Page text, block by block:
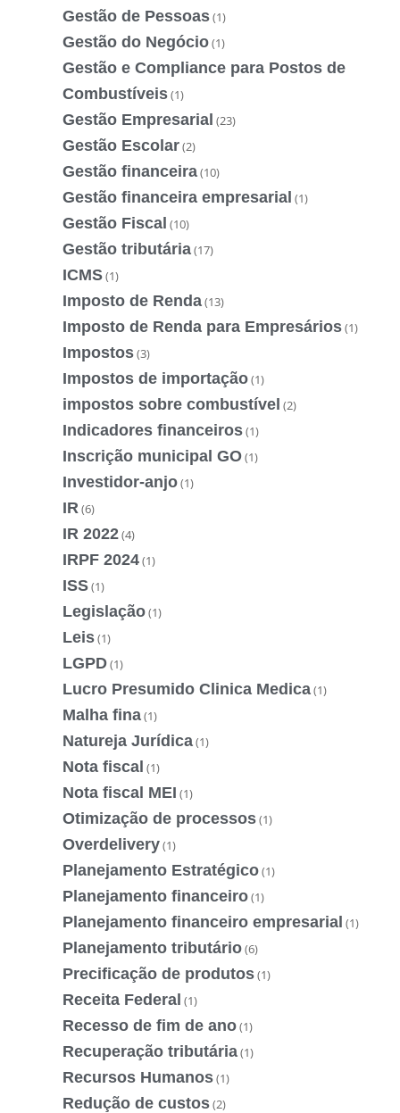
Gestão de Pessoas(1)
Gestão do Negócio(1)
Gestão e Compliance para Postos de
Combustíveis(1)
Gestão Empresarial (23)
Gestão Escolar(2)
Gestão financeira(10)
Gestão financeira empresarial (1)
Gestão Fiscal (10)
Gestão tributária(17)
ICMS(1)
Imposto de Renda(13)
Imposto de Renda para Empresários(1)
Impostos(3)
Impostos de importação(1)
impostos sobre combustível (2)
Indicadores financeiros(1)
Inscrição municipal GO(1)
Investidor-anjo(1)
IR(6)
IR 2022(4)
IRPF 2024(1)
ISS(1)
Legislação(1)
Leis(1)
LGPD(1)
Lucro Presumido Clinica Medica(1)
Malha fina(1)
Natureja Jurídica(1)
Nota fiscal (1)
Nota fiscal MEI (1)
Otimização de processos(1)
Overdelivery(1)
Planejamento Estratégico(1)
Planejamento financeiro(1)
Planejamento financeiro empresarial (1)
Planejamento tributário(6)
Precificação de produtos(1)
Receita Federal (1)
Recesso de fim de ano(1)
Recuperação tributária(1)
Recursos Humanos(1)
Redução de custos(2)